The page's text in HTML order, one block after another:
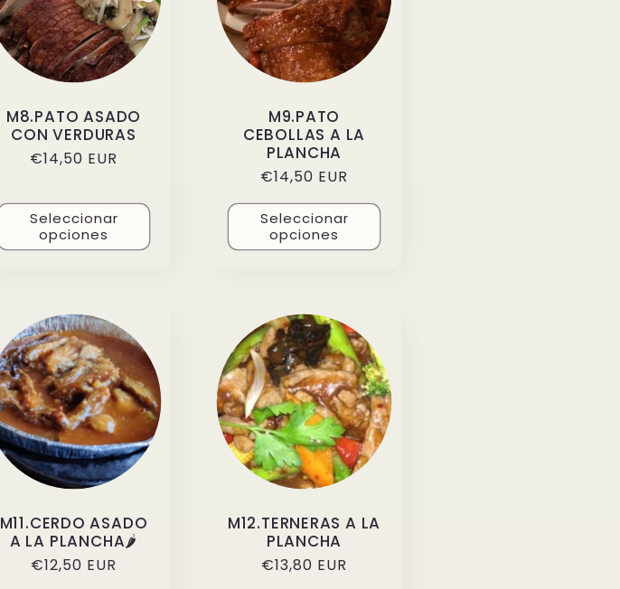
M8.PATO ASADO
CON VERDURAS
Precio
€14,50 EUR
Seleccionar
opciones
M9.PATO
CEBOLLAS A LA
PLANCHA
Precio
habitual
€14,50 EUR
Seleccionar
opciones
M11.CERDO ASADO
A LA PLANCHA🌶️
Precio
€12,50 EUR
M12.TERNERAS A LA
PLANCHA
Precio
€13,80 EUR